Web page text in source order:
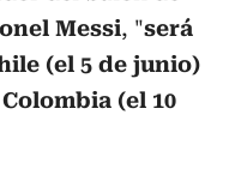
Messi, "será
(el 5 de junio)
(el 10